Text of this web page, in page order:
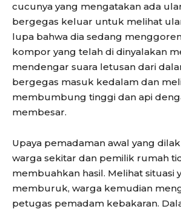
cucunya yang mengatakan ada
bergegas keluar untuk melihat
lupa bahwa dia sedang
kompor yang telah di dinyalakan
mendengar suara letusan dari
bergegas masuk kedalam dan
membumbung tinggi dan api
membesar.
Upaya pemadaman awal yang
warga sekitar dan pemilik rumah
membuahkan hasil. Melihat situasi
memburuk, warga kemudian
petugas pemadam kebakaran.